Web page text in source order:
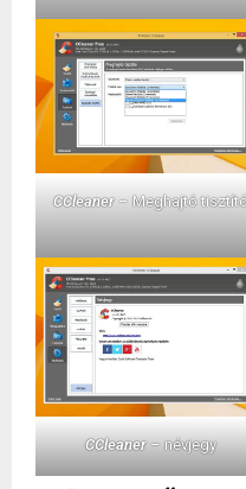
CCleaner– Meghajtó
CCleaner– névjegy